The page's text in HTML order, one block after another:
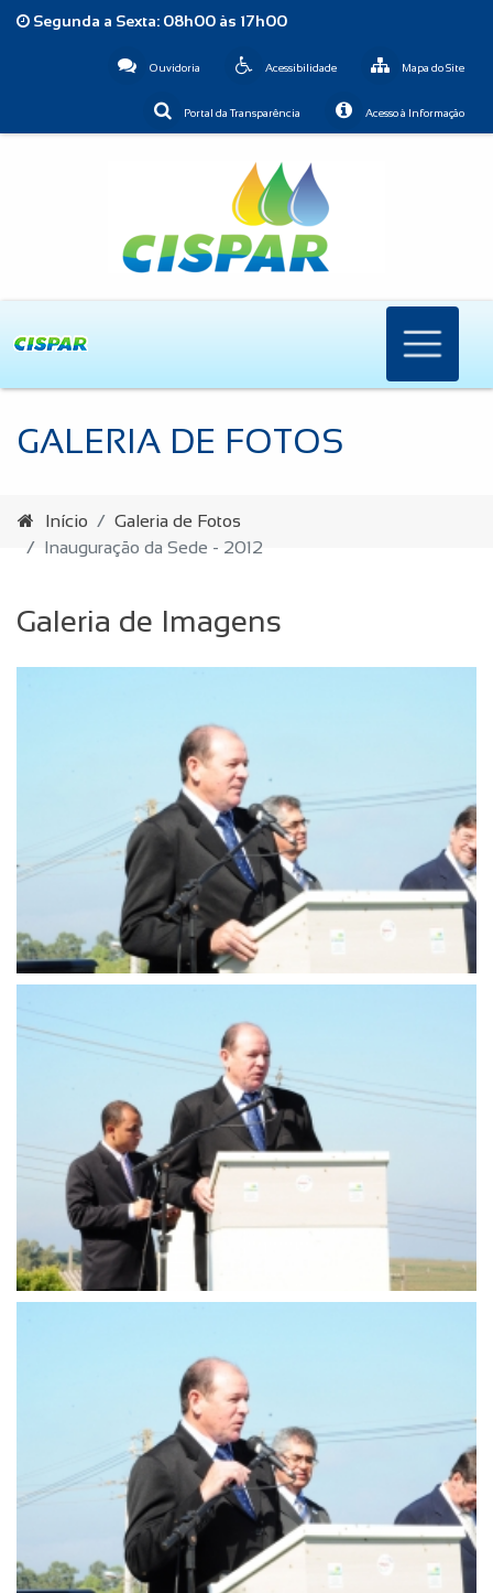
Segunda a Sexta: 08h00 às 17h00
Mapa do Site
Acessibilidade
Ouvidoria
Acesso à Informação
Portal da Transparência
GALERIA DE FOTOS
Início
Galeria de Fotos
Inauguração da Sede - 2012
Galeria de Imagens